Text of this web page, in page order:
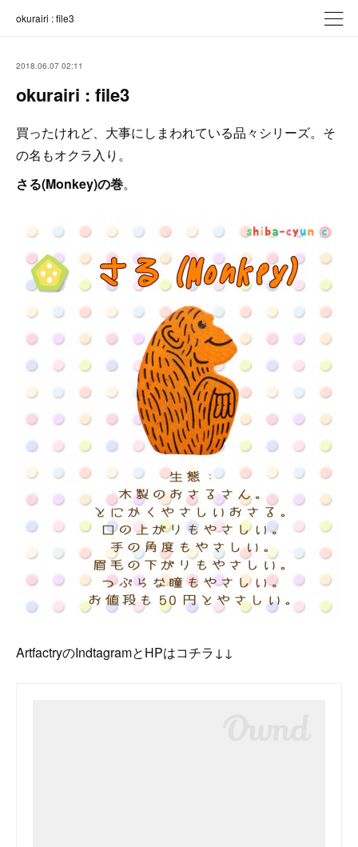
okurairi : file3
2018.06.07 02:11
okurairi : file3
買ったけれど、大事にしまわれている品々シリーズ。そ
の名もオクラ入り。
さる(Monkey)の巻。
ArtfactryのIndtagramとHPはコチラ↓↓